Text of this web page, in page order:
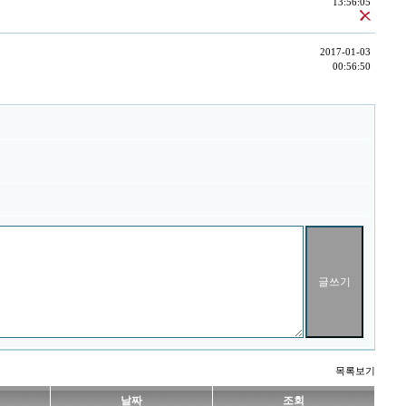
13:56:05
2017-01-03
00:56:50
목록보기
날짜 조회